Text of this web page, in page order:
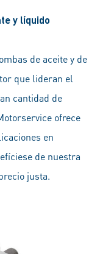
y líquido
de aceite y de
que lideran el
cantidad de
ofrece
en
de nuestra
justa.